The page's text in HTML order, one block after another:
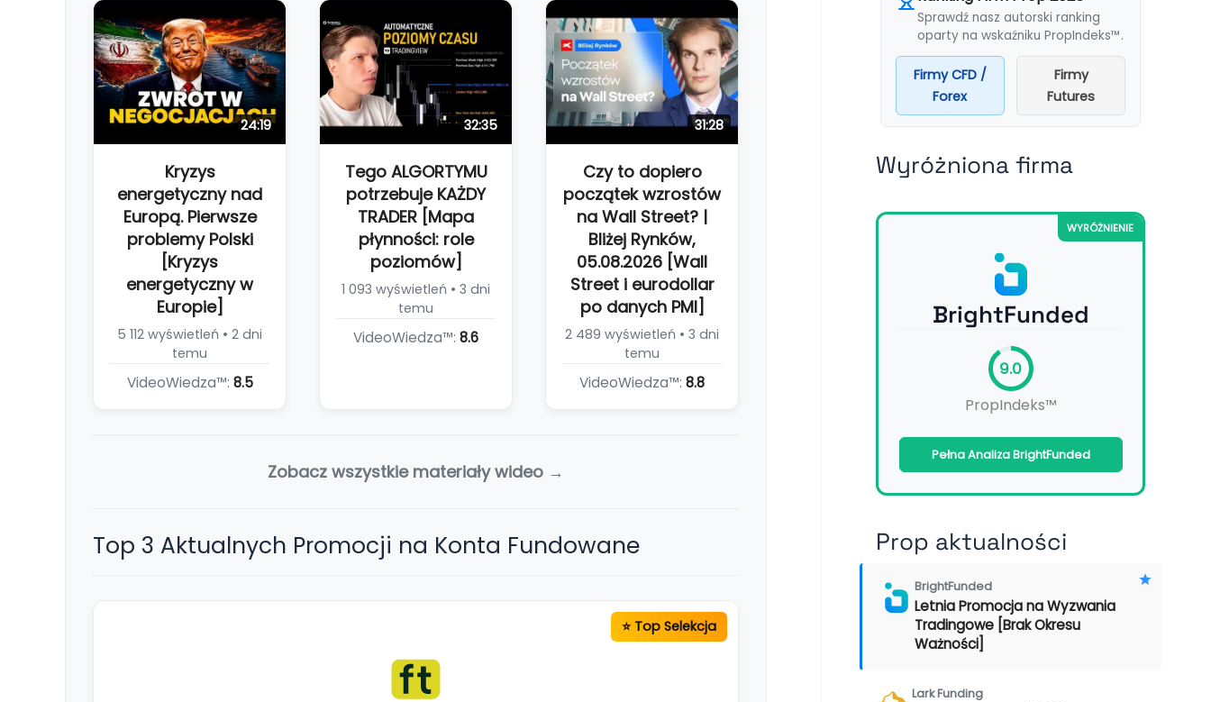
24:19
Kryzys
energetyczny nad
Europą. Pierwsze
problemy Polski
[Kryzys
energetyczny w
Europie]
5 112 wyświetleń • 2 dni
temu
VideoWiedza™: 8.5
32:35
Tego ALGORTYMU
potrzebuje KAŻDY
TRADER [Mapa
płynności: role
poziomów]
1 093 wyświetleń • 3 dni
temu
VideoWiedza™: 8.6
31:28
Czy to dopiero
początek wzrostów
na Wall Street? |
Bliżej Rynków,
05.08.2026 [Wall
Street i eurodollar
po danych PMI]
2 489 wyświetleń • 3 dni
temu
VideoWiedza™: 8.8
Zobacz wszystkie materiały wideo →
Top 3 Aktualnych Promocji na Konta Fundowane
Sprawdź nasz autorski ranking
oparty na wskaźniku PropIndeks™.
Firmy CFD /
Forex
Firmy
Futures
Wyróżniona firma
WYRÓŻNIENIE
BrightFunded
9.0
PropIndeks™
Pełna Analiza BrightFunded
Prop aktualności
BrightFunded
Letnia Promocja na Wyzwania
Tradingowe [Brak Okresu
Ważności]
Lark Funding